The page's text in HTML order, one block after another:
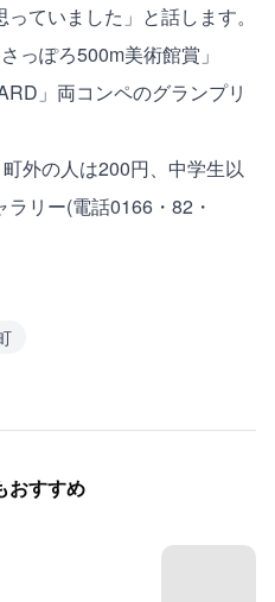
ていました」と話します。
っぽろ500m美術館賞」
」両コンペのグランプリ
外の人は200円、中学生以
リー(電話0166・82・
おすすめ